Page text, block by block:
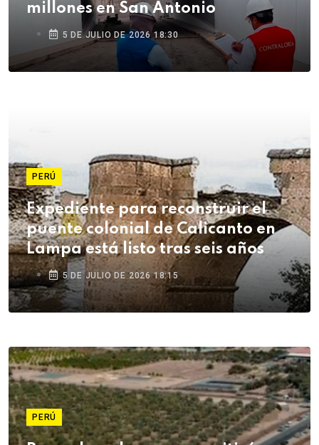
millones en San Antonio
5 DE JULIO DE 2026 18:30
PERÚ
Expediente para reconstruir el
puente colonial de Calicanto en
Lampa está listo tras seis años
5 DE JULIO DE 2026 18:15
PERÚ